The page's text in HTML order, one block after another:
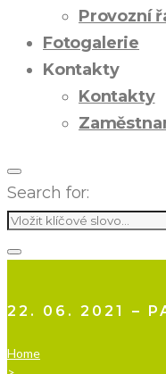
Provozní
Fotogalerie
Kontakty
Kontakty
Search for:
22. 06. 2021 –
Home